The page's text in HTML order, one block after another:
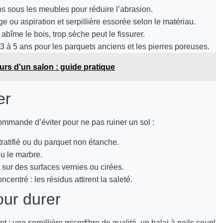
sous les meubles pour réduire l’abrasion.
ou aspiration et serpillière essorée selon le matériau.
le bois, trop sèche peut le fissurer.
à 5 ans pour les parquets anciens et les pierres poreuses.
d'un salon : guide pratique
d’éviter pour ne pas ruiner un sol :
ou du parquet non étanche.
le marbre.
des surfaces vernies ou cirées.
: les résidus attirent la saleté.
durer